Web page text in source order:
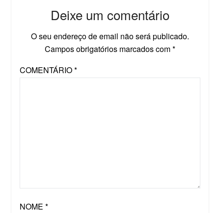
Deixe um comentário
O seu endereço de email não será publicado.
Campos obrigatórios marcados com*
COMENTÁRIO*
NOME *